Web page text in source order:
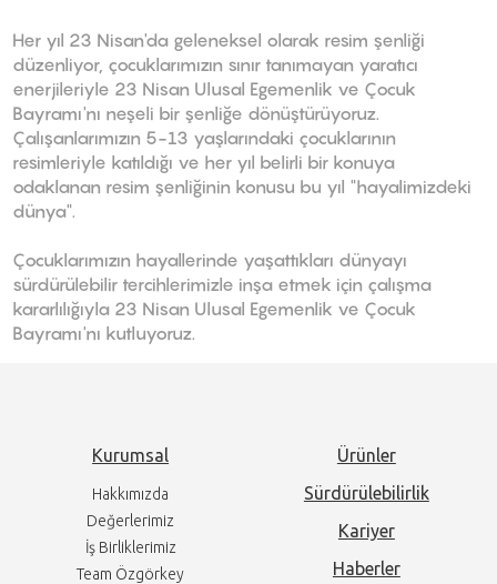
Her yıl 23 Nisan'da geleneksel olarak resim şenliği
düzenliyor, çocuklarımızın sınır tanımayan yaratıcı
enerjileriyle 23 Nisan Ulusal Egemenlik ve Çocuk
Bayramı'nı neşeli bir şenliğe dönüştürüyoruz.
Çalışanlarımızın 5-13 yaşlarındaki çocuklarının
resimleriyle katıldığı ve her yıl belirli bir konuya
odaklanan resim şenliğinin konusu bu yıl "hayalimizdeki
dünya".
Çocuklarımızın hayallerinde yaşattıkları dünyayı
sürdürülebilir tercihlerimizle inşa etmek için çalışma
kararlılığıyla 23 Nisan Ulusal Egemenlik ve Çocuk
Bayramı'nı kutluyoruz.
Kurumsal
Hakkımızda
Değerlerimiz
İş Birliklerimiz
Team Özgörkey
Ürünler
Sürdürülebilirlik
Kariyer
Haberler